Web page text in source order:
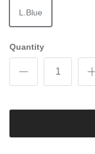
L.Blue
Quantity